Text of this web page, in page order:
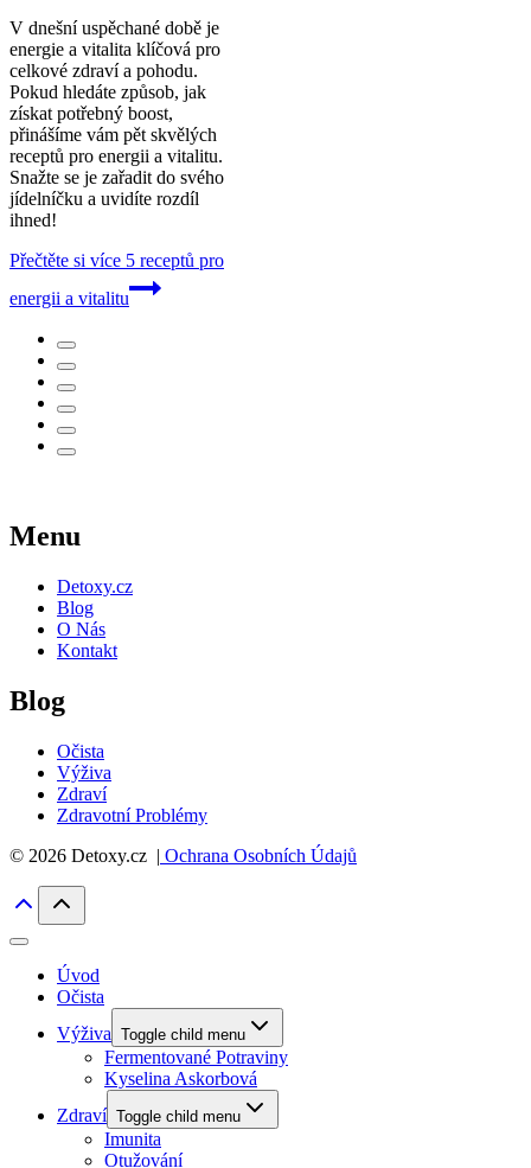
V dnešní uspěchané době je
energie a vitalita klíčová pro
celkové zdraví a pohodu.
Pokud hledáte způsob, jak
získat potřebný boost,
přinášíme vám pět skvělých
receptů pro energii a vitalitu.
Snažte se je zařadit do svého
jídelníčku a uvidíte rozdíl
ihned!
Přečtěte si více 5 receptů pro
energii a vitalitu
Menu
Detoxy.cz
Blog
O Nás
Kontakt
Blog
Očista
Výživa
Zdraví
Zdravotní Problémy
© 2026 Detoxy.cz | Ochrana Osobních Údajů
Úvod
Očista
Výživa Toggle child menu
Fermentované Potraviny
Kyselina Askorbová
Zdraví Toggle child menu
Imunita
Otužování